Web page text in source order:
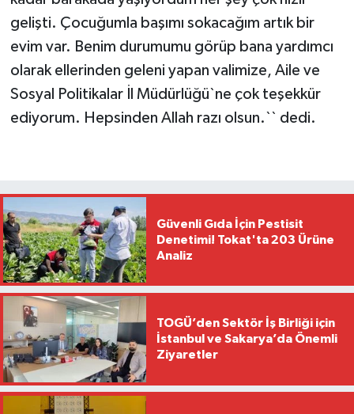
gelişti. Çocuğumla başımı sokacağım artık bir
evim var. Benim durumumu görüp bana yardımcı
olarak ellerinden geleni yapan valimize, Aile ve
Sosyal Politikalar İl Müdürlüğü`ne çok teşekkür
ediyorum. Hepsinden Allah razı olsun.`` dedi.
Güvenli Gıda İçin Pestisit
Denetimi! Tokat'ta 203 Ürüne
Analiz
TOGÜ’den Sektör İş Birliği için
İstanbul ve Sakarya’da Önemli
Ziyaretler